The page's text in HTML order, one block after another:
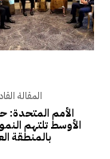
المقالة
الأمم المتحدة:
الأوسط تلتهم
بالمنطقة